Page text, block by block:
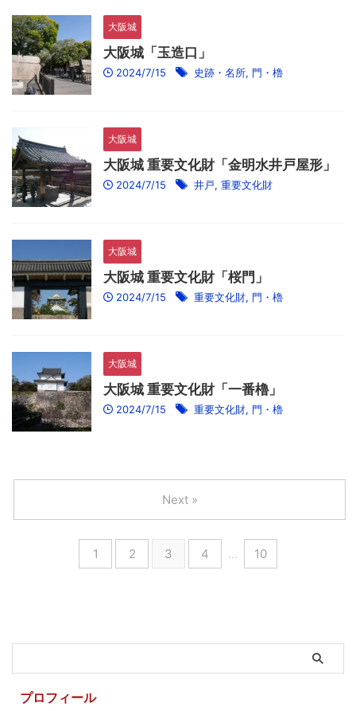
大阪城
大阪城「玉造口」
2024/7/15 史跡・名所, 門・櫓
大阪城
大阪城 重要文化財「金明水井戸屋形」
2024/7/15 井戸, 重要文化財
大阪城
大阪城 重要文化財「桜門」
2024/7/15 重要文化財, 門・櫓
大阪城
大阪城 重要文化財「一番櫓」
2024/7/15 重要文化財, 門・櫓
1 2 3 4 … 10
Next »
プロフィール